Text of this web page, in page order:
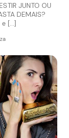
JUNTO OU
DEMAIS?
[…]